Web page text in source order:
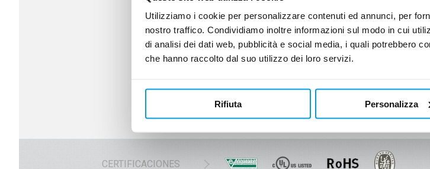
Utilizziamo i cookie per personalizzare contenuti ed annunci, per
nostro traffico. Condividiamo inoltre informazioni sul modo in cui
di analisi dei dati web, pubblicità e social media, i quali potrebbero
che hanno raccolto dal suo utilizzo dei loro servizi.
Rifiuta Personalizza
noticias de la gama TAEevo.
Para más información sobre la feria visite
CERTIFICACIONES